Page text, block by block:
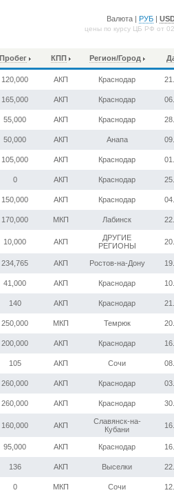
Валюта | РУБ |
цены по курсу ЦБ РФ от
Пробег КПП Регион/Город
120,000 АКП Краснодар
165,000 АКП Краснодар
55,000 АКП Краснодар
50,000 АКП Анапа
105,000 АКП Краснодар
0 АКП Краснодар
150,000 АКП Краснодар
170,000 МКП Лабинск
10,000 АКП
ДРУГИЕ
РЕГИОНЫ
234,765 АКП Ростов-на-Дону
41,000 АКП Краснодар
140 АКП Краснодар
250,000 МКП Темрюк
200,000 АКП Краснодар
105 АКП Сочи
260,000 АКП Краснодар
260,000 АКП Краснодар
160,000 АКП
Славянск-на-
Кубани
95,000 АКП Краснодар
136 АКП Выселки
0 МКП Сочи